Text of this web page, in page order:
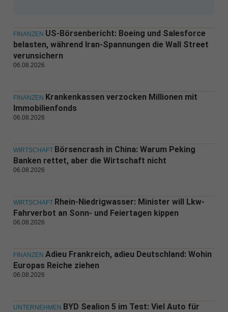
FINANZEN US-Börsenbericht: Boeing und Salesforce
belasten, während Iran-Spannungen die Wall Street
verunsichern
06.08.2026
FINANZEN Krankenkassen verzocken Millionen mit
Immobilienfonds
06.08.2026
WIRTSCHAFT Börsencrash in China: Warum Peking
Banken rettet, aber die Wirtschaft nicht
06.08.2026
WIRTSCHAFT Rhein-Niedrigwasser: Minister will Lkw-
Fahrverbot an Sonn- und Feiertagen kippen
06.08.2026
FINANZEN Adieu Frankreich, adieu Deutschland: Wohin
Europas Reiche ziehen
06.08.2026
UNTERNEHMEN BYD Sealion 5 im Test: Viel Auto für